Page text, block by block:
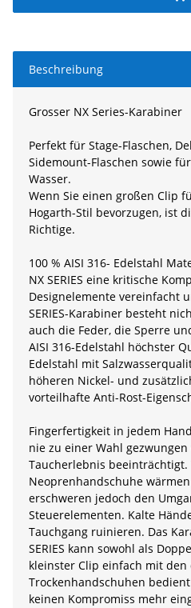
Beschreibung
Grosser NX Series-Karabiner
Perfekt für Stage-Flaschen,
Sidemount-Flaschen sowie
Wasser.
Wenn Sie einen großen Clip
Hogarth-Stil bevorzugen, ist
Richtige.
100 % AISI 316- Edelstahl
NX SERIES eine kritische
Designelemente vereinfacht
SERIES-Karabiner besteht
auch die Feder, die Sperre
AISI 316-Edelstahl höchster
Edelstahl mit
höheren Nickel- und
vorteilhafte Anti-Rost-
Fingerfertigkeit in jedem
nie zu einer Wahl
Taucherlebnis beeinträchtigt.
Neoprenhandschuhe
erschweren jedoch den
Steuerelementen. Kalte
Tauchgang ruinieren. Das
SERIES kann sowohl als
kleinster Clip einfach mit den
Trockenhandschuhen
keinen Kompromiss mehr